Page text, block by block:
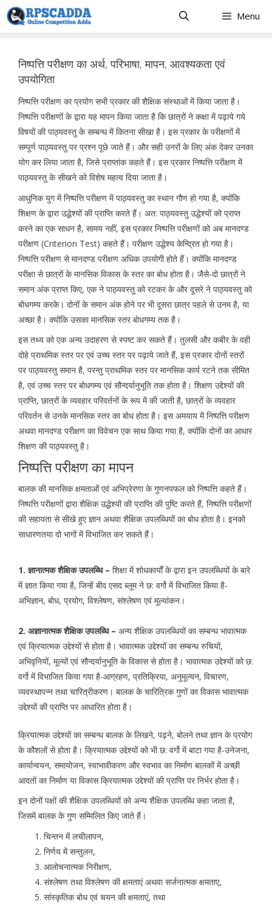
Skip
to
Menu
निष्पत्ति परीक्षण का अर्थ, परिभाषा, मापन, आवश्यकता एवं
उपयोगिता
निष्पत्ति परीक्षण का प्रयोग सभी प्रकार की शैक्षिक संस्थाओं में किया जाता है।
निष्पत्ति परीक्षणों के द्वारा यह मापन किया जाता है कि छात्रों ने कक्षा में पढ़ाये गये
विषयों की पाठ्यवस्तु के सम्बन्ध में कितना सीखा है। इस प्रकार के परीक्षणों में
सम्पूर्ण पाठ्यवस्तु पर प्रश्न पूछे जाते हैं। और सही उनरों के लिए अंक देकर उनका
योग कर लिया जाता है, जिसे प्राप्तांक कहते हैं। इस प्रकार निष्पत्ति परीक्षण में
पाठ्यवस्तु के सीखने को विशेष महत्व दिया जाता है।
आधुनिक युग में निष्पत्ति परीक्षण में पाठ्यवस्तु का स्थान गौण हो गया है, क्योंकि
शिक्षण के द्वारा उद्धेश्यों की प्राप्ति करते हैं। अत: पाठ्यवस्तु उद्धेश्यों को प्राप्त
करने का एक साधन है, सामय नहीं, इस प्रकार निष्पत्ति परीक्षणों को अब मानदण्ड
परीक्षण (Criterion Test) कहते हैं। परीक्षण उद्धेश्य केन्द्रित हो गया है।
निष्पत्ति परीक्षण से मानदण्ड परीक्षण अधिक उपयोगी होते हैं। क्योंकि मानदण्ड
परीक्षा से छात्रों के मानसिक विकास के स्तर का बोध होता है। जैसे-दो छात्रों ने
समान अंक प्राप्त किए, एक ने पाठ्यवस्तु को रटकर के और दूसरे ने पाठ्यवस्तु को
बोधगम्य करके। दोनों के समान अंक होने पर भी दूसरा छात्र पहले से उनम है, या
अच्छा है। क्योंकि उसका मानसिक स्तर बोधगम्य तक है।
इस तथ्य को एक अन्य उदाहरण से स्पष्ट कर सकते हैं। तुलसी और कबीर के वही
दोहे प्राथमिक स्तर पर एवं उच्च स्तर पर पढ़ाये जाते हैं, इस प्रकार दोनों स्तरों
पर पाठ्यवस्तु समान है, परन्तु प्राथमिक स्तर पर मानसिक कार्य रटने तक सीमित
है, एवं उच्च स्तर पर बोधगम्य एवं सौन्दर्यानुभूति तक होता है। शिक्षण उद्देश्यों की
प्राप्ति, छात्रों के व्यवहार परिवर्तनों के रूप में की जाती है, छात्रों के व्यवहार
परिवर्तन से उनके मानसिक स्तर का बोध होता है। इस अमयाय में निष्पत्ति परीक्षण
अथवा मानदण्ड परीक्षण का विवेचन एक साथ किया गया है, क्योंकि दोनों का आधार
शिक्षण की पाठ्यवस्तु है।
निष्पत्ति परीक्षण का मापन
बालक की मानसिक क्षमताओं एवं अभिप्रेरणा के गुणनपफल को निष्पत्ति कहते हैं।
निष्पत्ति परीक्षणों द्वारा शैक्षिक उद्धेश्यों की प्राप्ति की पुष्टि करते हैं, निष्पत्ति परीक्षणों
की सहायता से सीखे हुए ज्ञान अथवा शैक्षिक उपलब्धियों का बोध होता है। इनको
साधारणतया दो भागों में विभाजित कर सकते हैं।
1. ज्ञानात्मक शैक्षिक उपलब्धि – शिक्षा में शोधकार्यों के द्वारा इन उपलब्धियों के बारे
में ज्ञात किया गया है, जिन्हें बीद एसद ब्लूम ने छ: वर्गो में विभाजित किया है-
अभिज्ञान, बोध, प्रयोग, विश्लेषण, संश्लेषण एवं मूल्यांकन।
2. अज्ञानात्मक शैक्षिक उपलब्धि – अन्य शैक्षिक उपलब्धियों का सम्बन्ध भावात्मक
एवं क्रियात्मक उद्देश्यों से होता है। भावात्मक उद्देश्यों का सम्बन्ध रुचियों,
अभिवृनियों, मूल्यों एवं सौन्दर्यानुभूति के विकास से होता है। भावात्मक उद्देश्यों को छ:
वर्गो में विभाजित किया गया है-आग्रहण, प्रतिक्रिया, अनुमूल्यन, विचारण,
व्यवस्थापन्न तथा चारित्रीकरण। बालक के चारित्रिक गुणों का विकास भावात्मक
उद्देश्यों की प्राप्ति पर आधारित होता है।
क्रियात्मक उद्देश्यों का सम्बन्ध बालक के लिखने, पढ़ने, बोलने तथा ज्ञान के प्रयोग
के कौशलों से होता है। क्रियात्मक उद्देश्यों को भी छ: वर्गो में बाटा गया है-उनेजना,
कार्यान्वयन, समायोजन, स्वाभावीकरण और स्वभाव का निर्माण बालकों में अच्छी
आदतों का निर्माण या विकास क्रियात्मक उद्देश्यों की प्राप्ति पर निर्भर होता है।
इन दोनों पक्षों की शैक्षिक उपलब्धियों को अन्य शैक्षिक उपलब्धि कहा जाता है,
जिसमें बालक के गुण सम्मिलित किए जाते हैं।
चिन्तन में लचीलापन,
निर्णय में सन्तुलन,
आलोचनात्मक निरीक्षण,
संश्लेषण तथा विश्लेषण की क्षमताएं अथवा सर्जनात्मक क्षमताए,
सांस्कृतिक बोध एवं चयन की क्षमताएं, तथा